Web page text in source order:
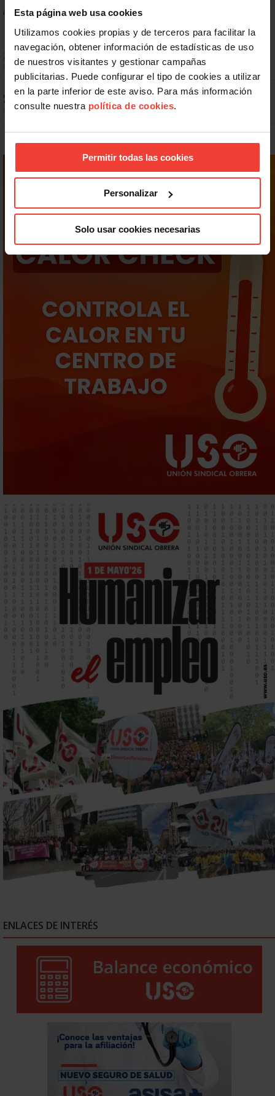
Esta página web usa cookies
Utilizamos cookies propias y de terceros para facilitar la
navegación, obtener información de estadísticas de uso
de nuestros visitantes y gestionar campañas
publicitarias. Puede configurar el tipo de cookies a utilizar
en la parte inferior de este aviso. Para más información
consulte nuestra política de cookies.
Permitir todas las cookies
Personalizar
Solo usar cookies necesarias
libre
Dudas frecuentes sobre las vacaciones
Prepara gratis con USO las oposiciones a AGE, Seguridad Social y
Correos
ENLACES DE INTERÉS